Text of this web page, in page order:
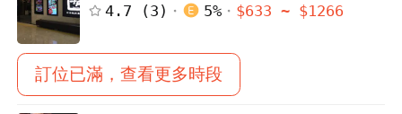
店4.7 (3 ) 5% $633 ~ $1266
訂位已滿，查看更多時段